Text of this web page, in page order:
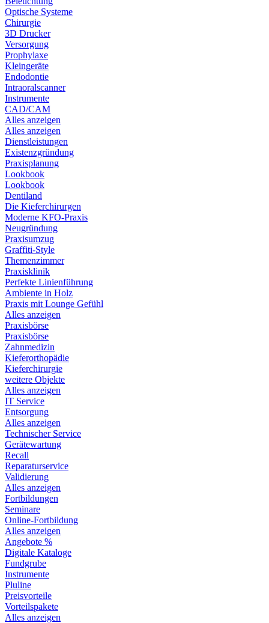
Optische Systeme
Chirurgie
3D Drucker
Versorgung
Prophylaxe
Kleingeräte
Endodontie
Intraoralscanner
Instrumente
CAD/CAM
Alles anzeigen
Alles anzeigen
Dienstleistungen
Existenzgründung
Praxisplanung
Lookbook
Lookbook
Dentiland
Die Kieferchirurgen
Moderne KFO-Praxis
Neugründung
Praxisumzug
Graffiti-Style
Themenzimmer
Praxisklinik
Perfekte Linienführung
Ambiente in Holz
Praxis mit Lounge Gefühl
Alles anzeigen
Praxisbörse
Praxisbörse
Zahnmedizin
Kieferorthopädie
Kieferchirurgie
weitere Objekte
Alles anzeigen
IT Service
Entsorgung
Alles anzeigen
Technischer Service
Gerätewartung
Recall
Reparaturservice
Validierung
Alles anzeigen
Fortbildungen
Seminare
Online-Fortbildung
Alles anzeigen
Angebote %
Digitale Kataloge
Fundgrube
Instrumente
Pluline
Preisvorteile
Vorteilspakete
Alles anzeigen